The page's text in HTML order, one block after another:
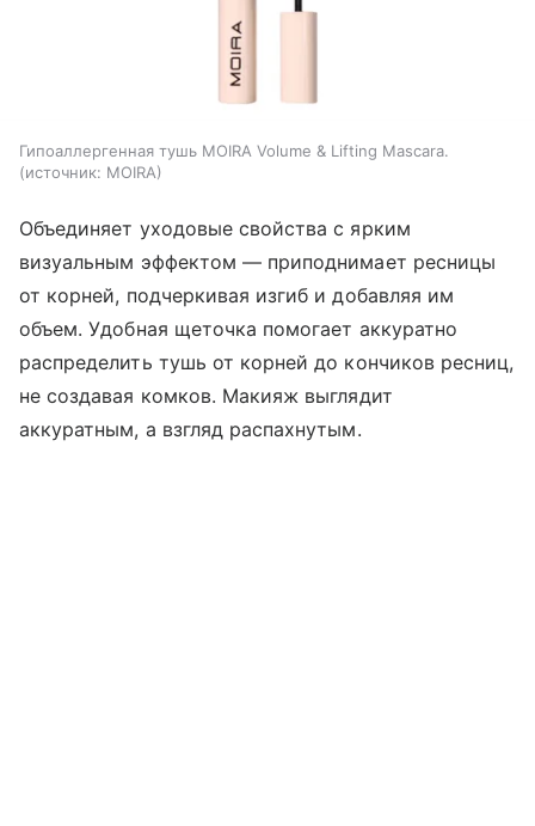
Гипоаллергенная тушь MOIRA Volume & Lifting Mascara.
источник: MOIRA
Объединяет уходовые свойства с ярким
визуальным эффектом — приподнимает ресницы
от корней, подчеркивая изгиб и добавляя им
объем. Удобная щеточка помогает аккуратно
распределить тушь от корней до кончиков ресниц,
не создавая комков. Макияж выглядит
аккуратным, а взгляд распахнутым.